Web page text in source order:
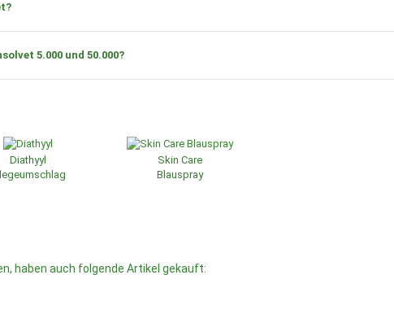
5.000 und 50.000?
Diathyyl
Skin Care
Blauspray
haben auch folgende Artikel gekauft: